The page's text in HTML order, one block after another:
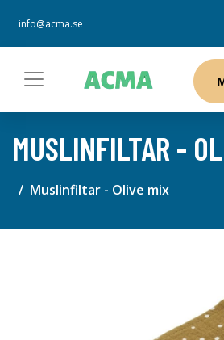
info@acma.se
MUSLINFILTAR -
Muslinfiltar - Olive mix